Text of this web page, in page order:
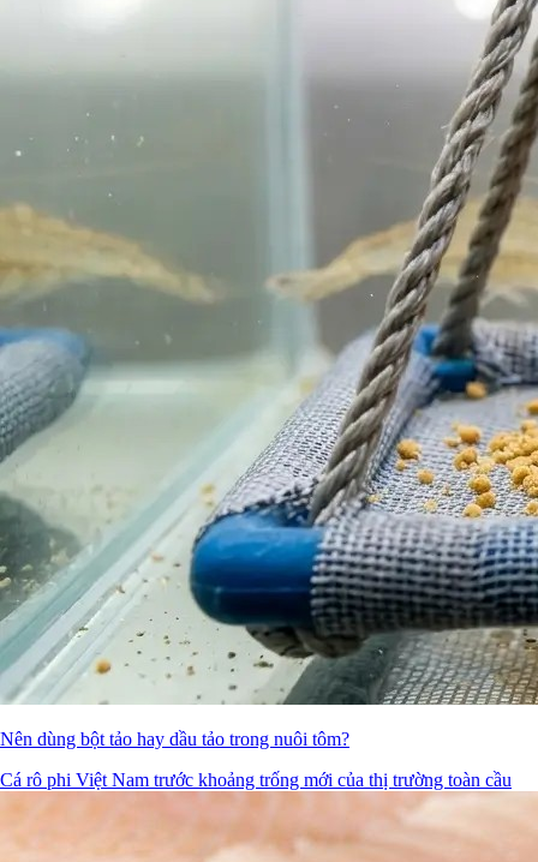
Nên dùng bột tảo hay dầu tảo trong nuôi tôm?
Cá rô phi Việt Nam trước khoảng trống mới của thị trường toàn cầu